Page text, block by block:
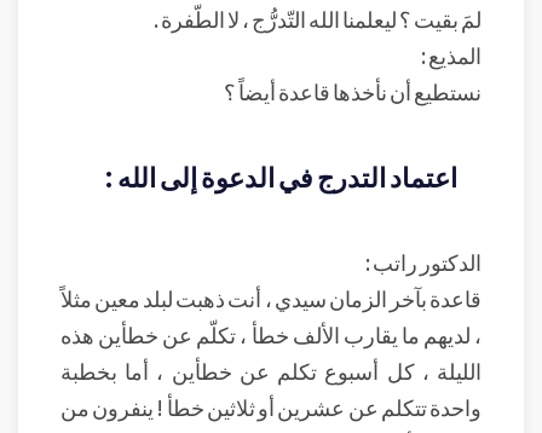
لمَ بقيت ؟ ليعلمنا الله التّدرُّج ، لا الطّفرة .
المذيع :
نستطيع أن نأخذها قاعدة أيضاً ؟
اعتماد التدرج في الدعوة إلى الله :
الدكتور راتب :
قاعدة بآخر الزمان سيدي ، أنت ذهبت لبلد معين مثلاً
، لديهم ما يقارب الألف خطأ ، تكلّم عن خطأين هذه
الليلة ، كل أسبوع تكلم عن خطأين ، أما بخطبة
واحدة تتكلم عن عشرين أو ثلاثين خطأ ! ينفرون من